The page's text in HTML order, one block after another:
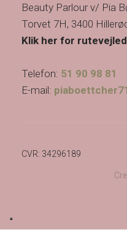
Beauty Parlour v/ Pia
Torvet 7H, 3400
Klik her for
Telefon: 51 90 98 81
E-mail:
CVR​: 34296189